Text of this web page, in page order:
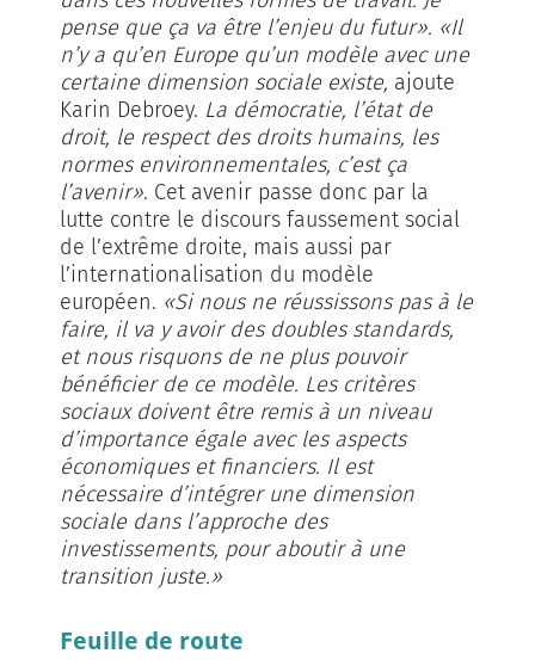
pense que ça va être l’enjeu du futur». «Il
n’y a qu’en Europe qu’un modèle avec une
certaine dimension sociale existe, ajoute
Karin Debroey. La démocratie, l’état de
droit, le respect des droits humains, les
normes environnementales, c’est ça
l’avenir». Cet avenir passe donc par la
lutte contre le discours faussement social
de l’extrême droite, mais aussi par
l’internationalisation du modèle
européen. «Si nous ne réussissons pas à le
faire, il va y avoir des doubles standards,
et nous risquons de ne plus pouvoir
bénéficier de ce modèle. Les critères
sociaux doivent être remis à un niveau
d’importance égale avec les aspects
économiques et financiers. Il est
nécessaire d’intégrer une dimension
sociale dans l’approche des
investissements, pour aboutir à une
transition juste.»
Feuille de route